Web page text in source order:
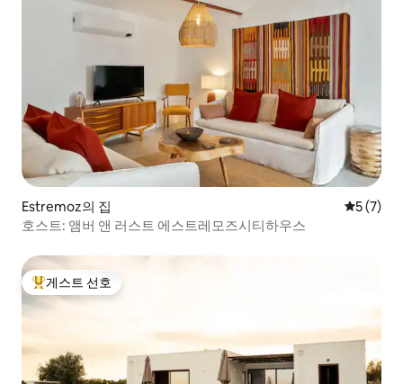
Estremoz의 집 평점 5점
5 (7)
호스트: 앰버 앤 러스트 에스트레모즈시티하우스
상위 게스트 선호
게스트 선호